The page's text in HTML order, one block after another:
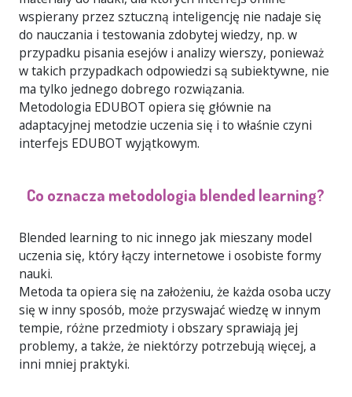
wspierany przez sztuczną inteligencję nie nadaje się
do nauczania i testowania zdobytej wiedzy, np. w
przypadku pisania esejów i analizy wierszy, ponieważ
w takich przypadkach odpowiedzi są subiektywne, nie
ma tylko jednego dobrego rozwiązania.
Metodologia EDUBOT opiera się głównie na
adaptacyjnej metodzie uczenia się i to właśnie czyni
interfejs EDUBOT wyjątkowym.
Co oznacza metodologia blended learning?
Blended learning to nic innego jak mieszany model
uczenia się, który łączy internetowe i osobiste formy
nauki.
Metoda ta opiera się na założeniu, że każda osoba uczy
się w inny sposób, może przyswajać wiedzę w innym
tempie, różne przedmioty i obszary sprawiają jej
problemy, a także, że niektórzy potrzebują więcej, a
inni mniej praktyki.